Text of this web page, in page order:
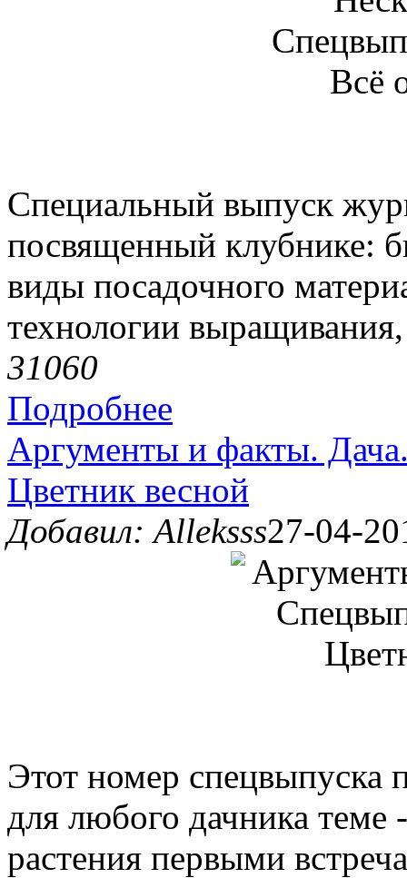
Специальный выпуск
посвященный клубнике:
виды посадочного
технологии
31060
Подробнее
Аргументы и факты.
Цветник весной
Добавил: Alleksss27-04-
Этот номер спецвыпуска
для любого дачника теме
растения первыми